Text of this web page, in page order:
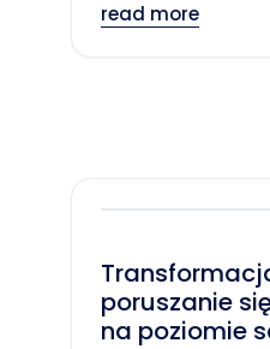
read more
poruszanie
na poziomie